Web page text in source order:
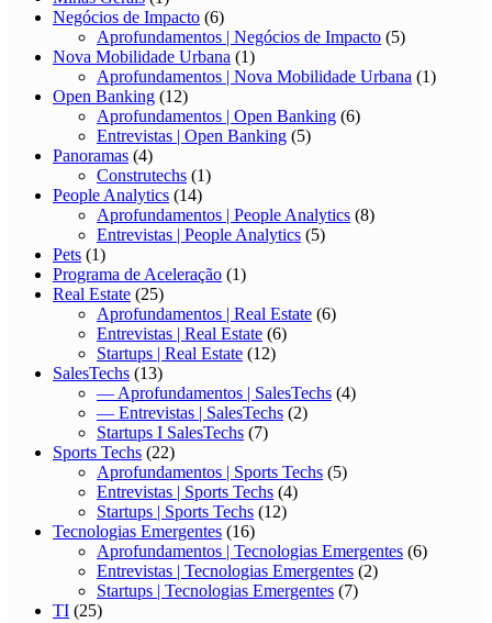
Entrevistas | Real Estate
Startups | Real Estate
SalesTechs(13)
— Aprofundamentos | SalesTechs
— Entrevistas | SalesTechs(2)
Startups I SalesTechs
Sports Techs(22)
Aprofundamentos | Sports Techs
Entrevistas | Sports Techs
Startups | Sports Techs
Tecnologias Emergentes
Aprofundamentos | Tecnologias Emergentes
Entrevistas | Tecnologias Emergentes
Startups | Tecnologias Emergentes
TI(25)
Aprofundamentos | TI
Entrevistas | TI(4)
Startups | TI(13)
Travel Techs(6)
Aprofundamentos | Travel Techs
Entrevistas | Travel Techs(2)
Turismo(1)
Uncategorized(1)
Varejo(27)
Aprofundamentos | Varejo(9)
Entrevistas | Varejo(3)
Startups | Varejo(13)
Vendas(1)
© Copyright 2026, Todos os direitos reservados |Liga Ventures
insights@liga.ventures